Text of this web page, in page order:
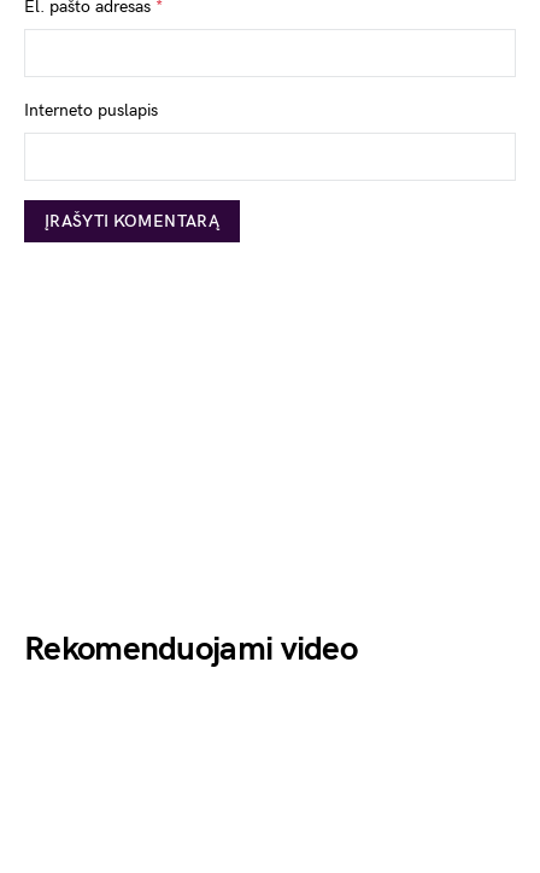
El. pašto adresas *
Interneto puslapis
Rekomenduojami video